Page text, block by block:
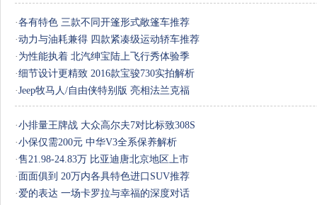
·各有特色 三款不同开篷形式敞篷车推荐
·动力与油耗兼得 四款紧凑级运动轿车推荐
· 为性能执着 北汽绅宝陆上飞行秀体验季
·细节设计更精致 2016款宝骏730实拍解析
·Jeep牧马人/自由侠特别版 亮相法兰克福
·小排量王牌战 大众高尔夫7对比标致308S
·小保仅需200元 中华V3全系保养解析
·售21.98-24.83万 比亚迪唐北京地区上市
· 面面俱到 20万内各具特色进口SUV推荐
·爱的表达 一场卡罗拉与幸福的深度对话